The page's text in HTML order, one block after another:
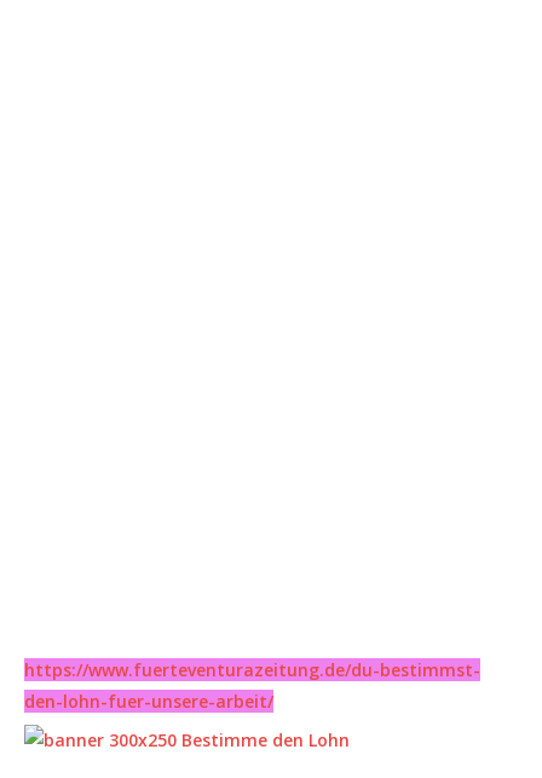
https://www.fuerteventurazeitung.de/du-bestimmst-
den-lohn-fuer-unsere-arbeit/